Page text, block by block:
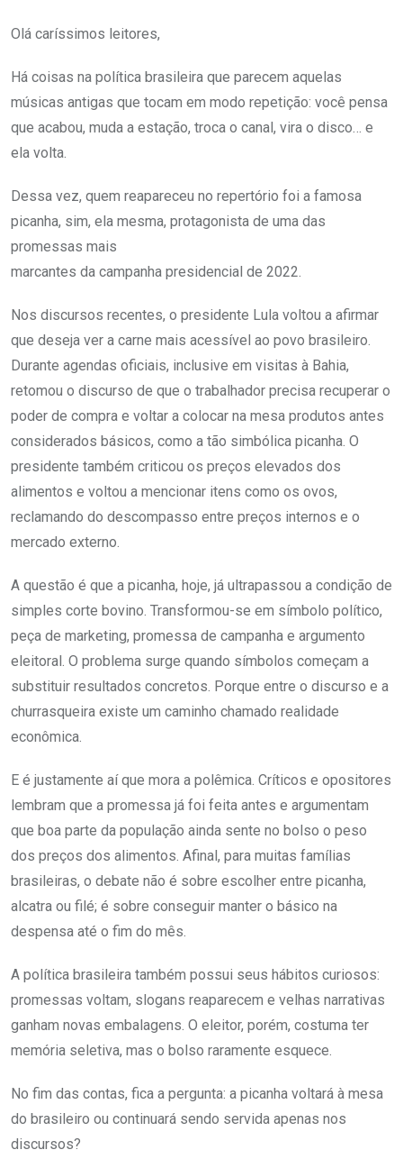
Olá caríssimos leitores,
Há coisas na política brasileira que parecem aquelas
músicas antigas que tocam em modo repetição: você pensa
que acabou, muda a estação, troca o canal, vira o disco… e
ela volta.
Dessa vez, quem reapareceu no repertório foi a famosa
picanha, sim, ela mesma, protagonista de uma das
promessas mais
marcantes da campanha presidencial de 2022.
Nos discursos recentes, o presidente Lula voltou a afirmar
que deseja ver a carne mais acessível ao povo brasileiro.
Durante agendas oficiais, inclusive em visitas à Bahia,
retomou o discurso de que o trabalhador precisa recuperar o
poder de compra e voltar a colocar na mesa produtos antes
considerados básicos, como a tão simbólica picanha. O
presidente também criticou os preços elevados dos
alimentos e voltou a mencionar itens como os ovos,
reclamando do descompasso entre preços internos e o
mercado externo.
A questão é que a picanha, hoje, já ultrapassou a condição de
simples corte bovino. Transformou-se em símbolo político,
peça de marketing, promessa de campanha e argumento
eleitoral. O problema surge quando símbolos começam a
substituir resultados concretos. Porque entre o discurso e a
churrasqueira existe um caminho chamado realidade
econômica.
E é justamente aí que mora a polêmica. Críticos e opositores
lembram que a promessa já foi feita antes e argumentam
que boa parte da população ainda sente no bolso o peso
dos preços dos alimentos. Afinal, para muitas famílias
brasileiras, o debate não é sobre escolher entre picanha,
alcatra ou filé; é sobre conseguir manter o básico na
despensa até o fim do mês.
A política brasileira também possui seus hábitos curiosos:
promessas voltam, slogans reaparecem e velhas narrativas
ganham novas embalagens. O eleitor, porém, costuma ter
memória seletiva, mas o bolso raramente esquece.
No fim das contas, fica a pergunta: a picanha voltará à mesa
do brasileiro ou continuará sendo servida apenas nos
discursos?